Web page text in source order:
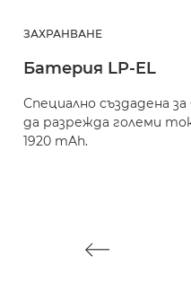
ЗАХРАНВАНЕ
Батерия LP-EL
Специално създадена
да разрежда големи
1920 mAh.